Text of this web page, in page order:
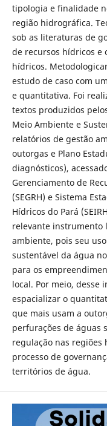
tipologia e finalidade
região hidrográfica.
sob as literaturas de
de recursos hídricos e
hídricos.
estudo de caso com
e quantitativa. Foi
textos produzidos
Meio Ambiente e
relatórios de gestão
outorgas e Plano
diagnósticos),
Gerenciamento de
(SEGRH) e Sistema
Hídricos do Pará
relevante instrumento
ambiente, pois seu
sustentável da água
para os
local. Por meio,
espacializar o
que mais usam a
perfurações de águas
regulação nas
processo de
territórios de água.